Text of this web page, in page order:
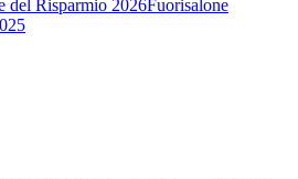
del Risparmio 2026Fuorisalone